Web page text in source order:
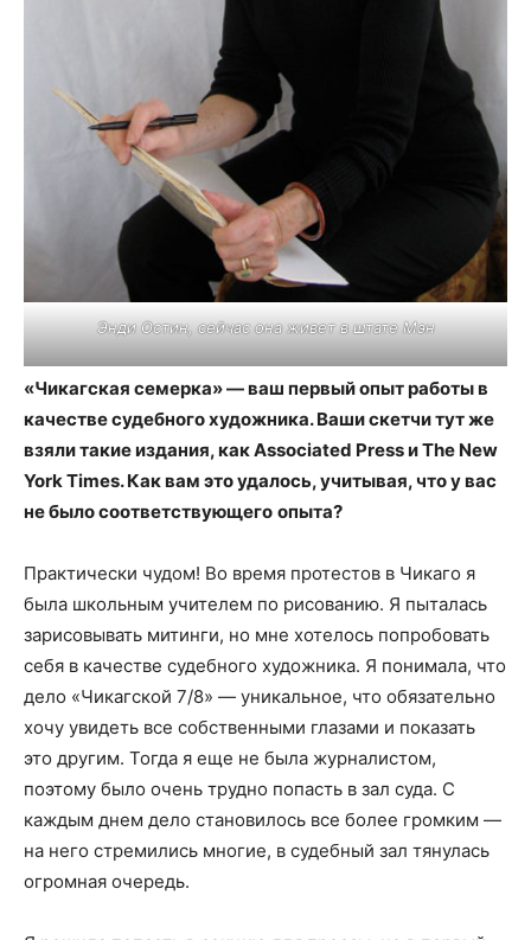
Энди Остин, сейчас она живет в штате Мэн
«Чикагская семерка» — ваш первый опыт работы в
качестве судебного художника. Ваши скетчи тут же
взяли такие издания, как Associated Press и The New
York Times. Как вам это удалось, учитывая, что у вас
не было соответствующего опыта?
Практически чудом! Во время протестов в Чикаго я
была школьным учителем по рисованию. Я пыталась
зарисовывать митинги, но мне хотелось попробовать
себя в качестве судебного художника. Я понимала, что
дело «Чикагской 7/8» — уникальное, что обязательно
хочу увидеть все собственными глазами и показать
это другим. Тогда я еще не была журналистом,
поэтому было очень трудно попасть в зал суда. С
каждым днем дело становилось все более громким —
на него стремились многие, в судебный зал тянулась
огромная очередь.